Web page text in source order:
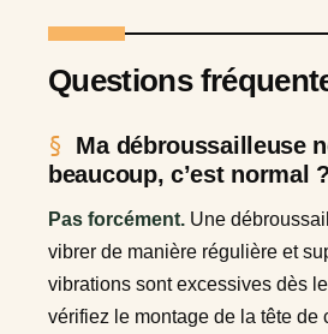
Questions
Ma débroussailleuse
beaucoup, c’est normal ?
Pas forcément. Une
vibrer de manière régulière et
vibrations sont excessives dès
vérifiez le montage de la tête de